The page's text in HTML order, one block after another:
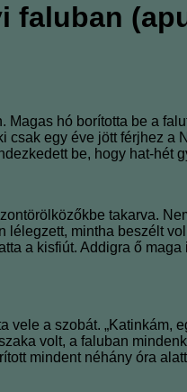
faluban
hó borította be a
egy éve jött férjhez a
be, hogy hat-hét
takarva.
mintha beszélt
a kisfiút. Addigra ő
a szobát. „Katinkám,
volt, a faluban
mindent néhány óra